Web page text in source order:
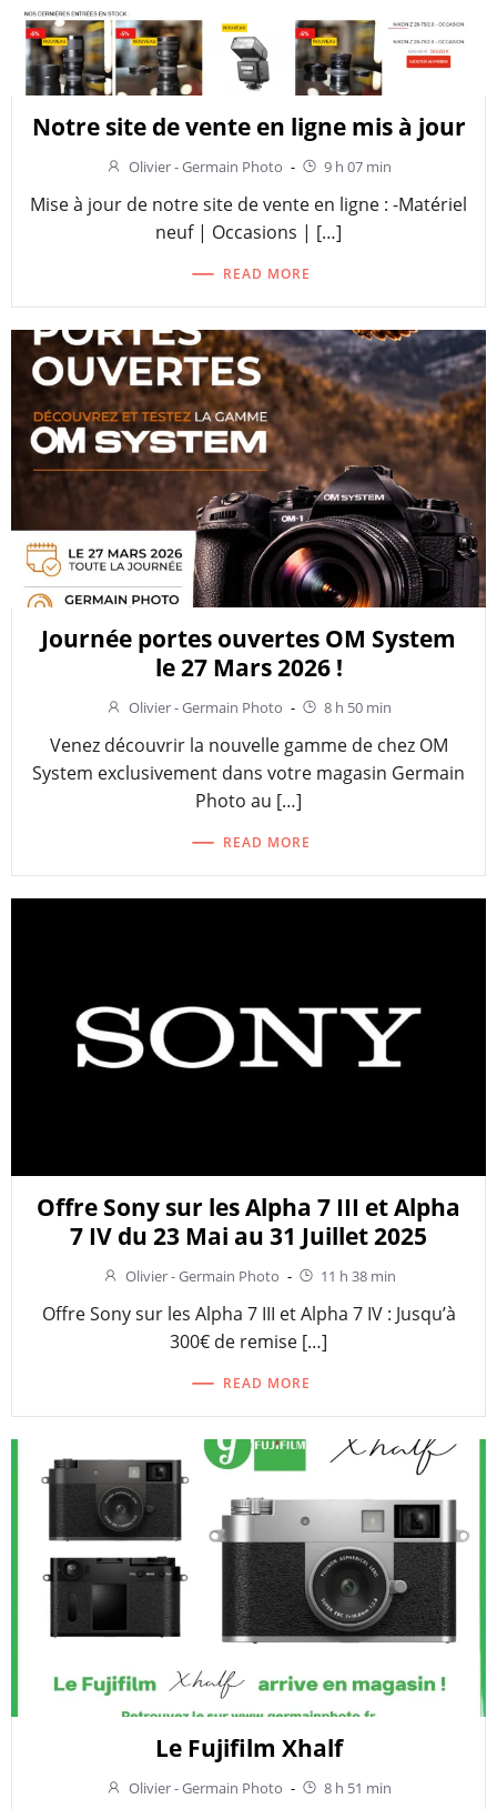
Notre site de vente en ligne mis à jour
Olivier - Germain Photo - 9 h 07 min
Mise à jour de notre site de vente en ligne : -Matériel
neuf | Occasions | […]
READ MORE
Journée portes ouvertes OM System
le 27 Mars 2026 !
Olivier - Germain Photo - 8 h 50 min
Venez découvrir la nouvelle gamme de chez OM
System exclusivement dans votre magasin Germain
Photo au […]
READ MORE
Offre Sony sur les Alpha 7 III et Alpha
7 IV du 23 Mai au 31 Juillet 2025
Olivier - Germain Photo - 11 h 38 min
Offre Sony sur les Alpha 7 III et Alpha 7 IV : Jusqu’à
300€ de remise […]
READ MORE
Le Fujifilm Xhalf
Olivier - Germain Photo - 8 h 51 min